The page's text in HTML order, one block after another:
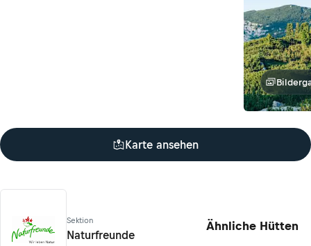
Karte ansehen
Sektion
Naturfreunde
Ähnliche Hütten